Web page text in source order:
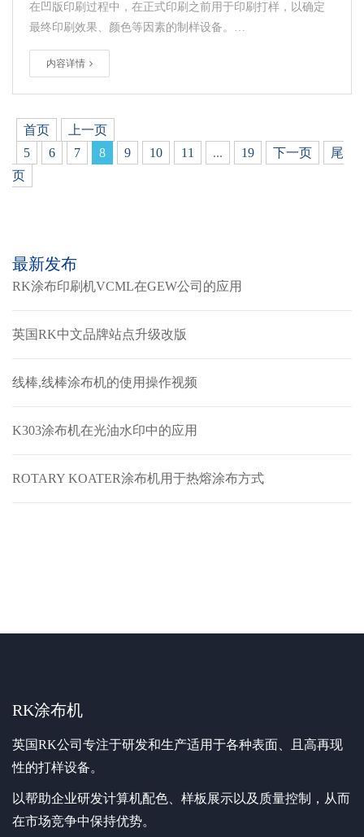
在凹版印刷过程中，在正式印刷之前用于印刷打样，以确定
最终印刷效果、颜色等因素的制样设备。…
内容详情
首页
上一页
5
6 7 8 9 10 11 ... 19 下一页
尾
页
最新发布
RK涂布印刷机VCML在GEW公司的应用
英国RK中文品牌站点升级改版
线棒,线棒涂布机的使用操作视频
K303涂布机在光油水印中的应用
ROTARY KOATER涂布机用于热熔涂布方式
RK涂布机
英国RK公司专注于研发和生产适用于各种表面、且高再现
性的打样设备。
以帮助企业研发计算机配色、样板展示以及质量控制，从而
在市场竞争中保持优势。